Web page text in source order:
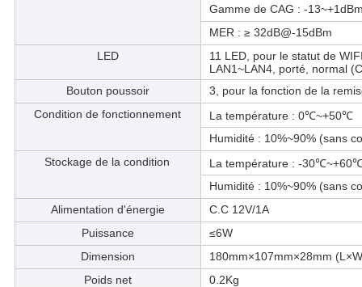
Gamme de CAG : -
MER : ≥ 32dB@-15dBm
LED
11 LED, pour le statut de
LAN1~LAN4, porté, normal
Bouton poussoir
3, pour la fonction de la
Condition de fonctionnement
La température : 0℃~+50℃
Humidité : 10%~90% (sans
Stockage de la condition
La température : -
Humidité : 10%~90% (sans
Alimentation d'énergie
C.C 12V/1A
Puissance
≤6W
Dimension
180mm×107mm×28mm
Poids net
0.2Kg